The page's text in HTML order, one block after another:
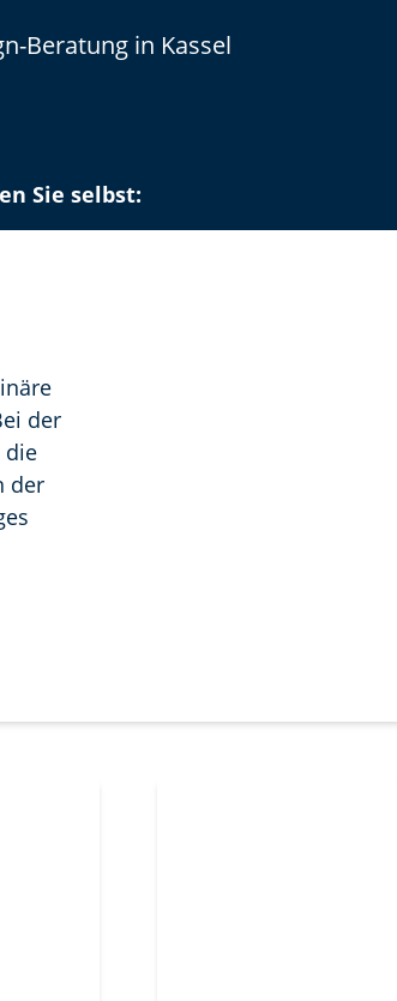
Beratung in Kassel
Sie selbst:
der
die
der